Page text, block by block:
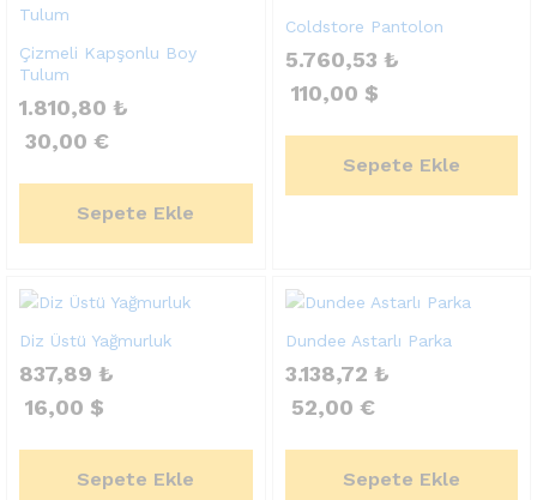
Çizmeli Kapşonlu Boy
Tulum
1.810,80 ₺
30,00 €
Sepete Ekle
Coldstore Pantolon
5.760,53 ₺
110,00 $
Sepete Ekle
Diz Üstü Yağmurluk
837,89 ₺
16,00 $
Sepete Ekle
Dundee Astarlı Parka
3.138,72 ₺
52,00 €
Sepete Ekle